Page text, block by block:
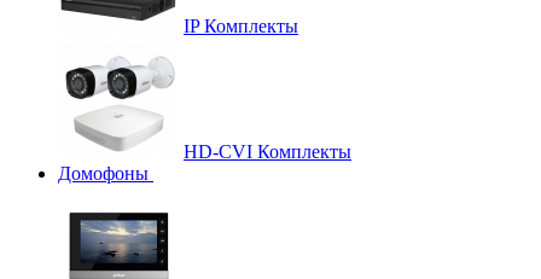
IP Комплекты
HD-CVI Комплекты
Домофоны